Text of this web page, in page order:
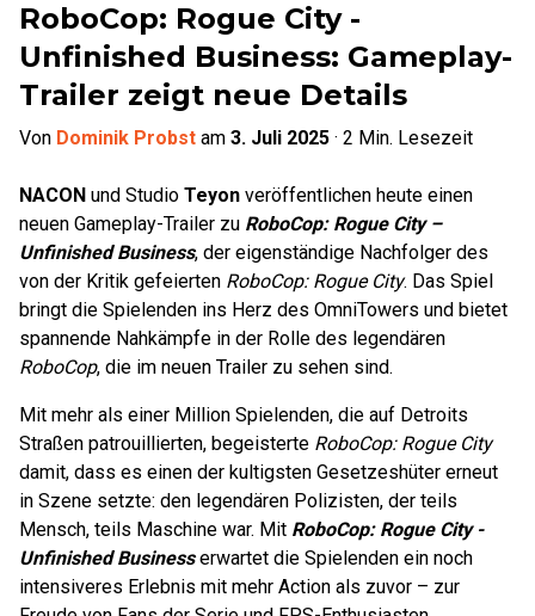
RoboCop: Rogue City -
Unfinished Business: Gameplay-
Trailer zeigt neue Details
Von Dominik Probst am 3. Juli 2025 · 2 Min. Lesezeit
NACON und Studio Teyon veröffentlichen heute einen
neuen Gameplay-Trailer zu RoboCop: Rogue City –
Unfinished Business, der eigenständige Nachfolger des
von der Kritik gefeierten RoboCop: Rogue City. Das Spiel
bringt die Spielenden ins Herz des OmniTowers und bietet
spannende Nahkämpfe in der Rolle des legendären
RoboCop, die im neuen Trailer zu sehen sind.
Mit mehr als einer Million Spielenden, die auf Detroits
Straßen patrouillierten, begeisterte RoboCop: Rogue City
damit, dass es einen der kultigsten Gesetzeshüter erneut
in Szene setzte: den legendären Polizisten, der teils
Mensch, teils Maschine war. Mit RoboCop: Rogue City -
Unfinished Businesserwartet die Spielenden ein noch
intensiveres Erlebnis mit mehr Action als zuvor – zur